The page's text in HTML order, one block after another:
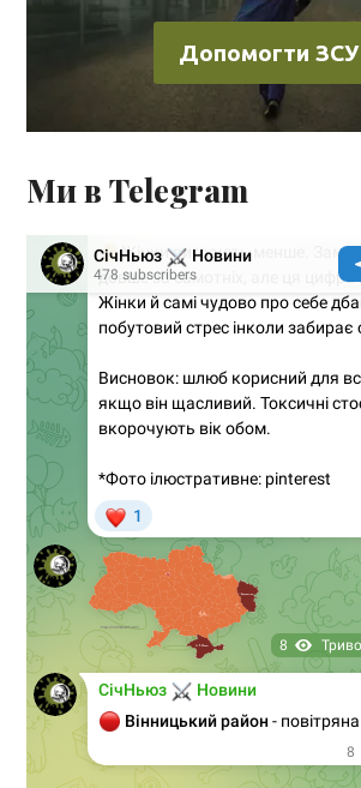
Допомогти ЗСУ
Ми в Telegram